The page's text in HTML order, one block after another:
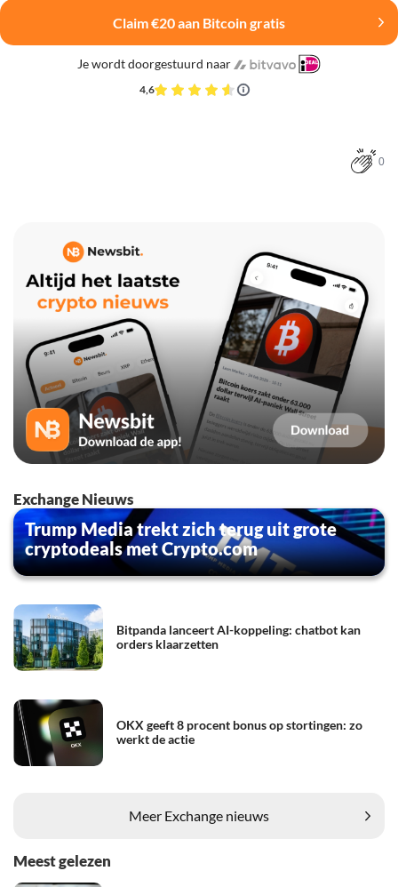
Claim €20 aan Bitcoin gratis
Je wordt doorgestuurd naar
4,6
0
Exchange Nieuws
Trump Media trekt zich terug uit grote
cryptodeals met Crypto.com
Bitpanda lanceert AI-koppeling: chatbot kan
orders klaarzetten
OKX geeft 8 procent bonus op stortingen: zo
werkt de actie
Meer Exchange nieuws
Meest gelezen